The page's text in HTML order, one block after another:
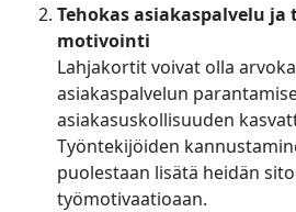
Tehokas asiakaspalvelu
motivointi
Lahjakortit voivat olla
asiakaspalvelun
asiakasuskollisuuden
Työntekijöiden
puolestaan lisätä heidän
työmotivaatioaan.